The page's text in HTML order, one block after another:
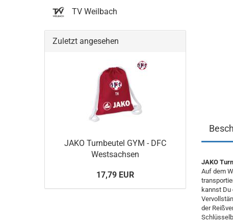
JAKO
Auf dem
kannst Du
der
TV Weilbach
Zuletzt angesehen
JAKO Turnbeutel GYM - DFC
Westsachsen
17,79 EUR